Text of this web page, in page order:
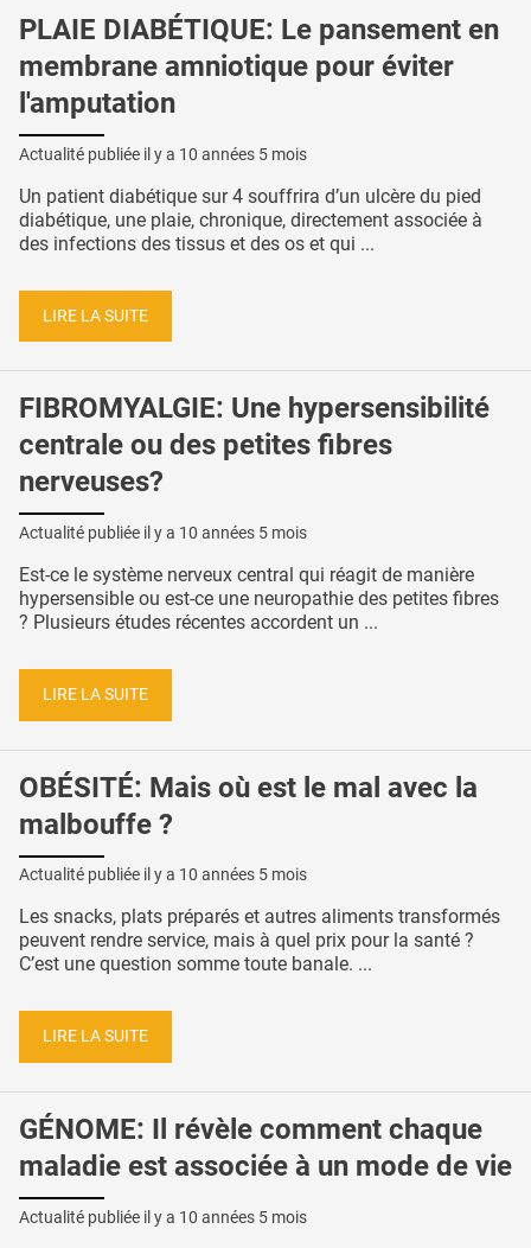
PLAIE DIABÉTIQUE: Le pansement en
membrane amniotique pour éviter
l'amputation
Actualité publiée il y a 10 années 5 mois
Un patient diabétique sur 4 souffrira d’un ulcère du pied
diabétique, une plaie, chronique, directement associée à
des infections des tissus et des os et qui ...
LIRE LA SUITE
FIBROMYALGIE: Une hypersensibilité
centrale ou des petites fibres
nerveuses?
Actualité publiée il y a 10 années 5 mois
Est-ce le système nerveux central qui réagit de manière
hypersensible ou est-ce une neuropathie des petites fibres
? Plusieurs études récentes accordent un ...
LIRE LA SUITE
OBÉSITÉ: Mais où est le mal avec la
malbouffe ?
Actualité publiée il y a 10 années 5 mois
Les snacks, plats préparés et autres aliments transformés
peuvent rendre service, mais à quel prix pour la santé ?
C’est une question somme toute banale. ...
LIRE LA SUITE
GÉNOME: Il révèle comment chaque
maladie est associée à un mode de vie
Actualité publiée il y a 10 années 5 mois